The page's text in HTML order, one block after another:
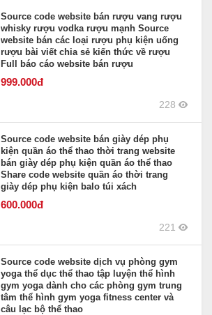
Source code website bán rượu vang rượu
whisky rượu vodka rượu mạnh Source
website bán các loại rượu phụ kiện uống
rượu bài viết chia sẻ kiến thức về rượu
Full báo cáo website bán rượu
999.000đ
228
Source code website bán giày dép phụ
kiện quần áo thể thao thời trang website
bán giày dép phụ kiện quần áo thể thao
Share code website quần áo thời trang
giày dép phụ kiện balo túi xách
600.000đ
221
Source code website dịch vụ phòng gym
yoga thể dục thể thao tập luyện thể hình
gym yoga dành cho các phòng gym trung
tâm thể hình gym yoga fitness center và
câu lạc bộ thể thao